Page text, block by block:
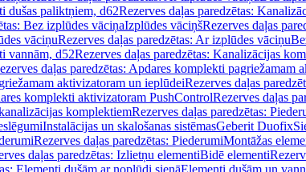
dušas paliktņiem, d62Rezerves daļas paredzētas:
Bez izplūdes vāciņaIzplūdes vāciņšRezerves daļas
vāciņuRezerves daļas paredzētas: Ar izplūdes vāciņu
vannām, d52Rezerves daļas paredzētas: Kanalizācijas
daļas paredzētas: Apdares komplekti pagriežamam
aktivizatoram un ieplūdeiRezerves daļas
komplekti aktivizatoram PushControlRezerves daļas
komplektiemRezerves daļas paredzētas:
Instalācijas un skalošanas sistēmasGeberit Duofix
Rezerves daļas paredzētas: PiederumiMontāžas
daļas paredzētas: Izlietņu elementiBidē elementi
Elementi dušām ar noplūdi sienāElementi dušām un